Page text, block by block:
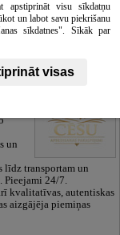
SIA
un
līdz transportam un
Pieejami 24/7.
kvalitatīvas, autentiskas
aizgājēja piemiņas
apstiprināt visu sīkdatņu
un labot savu piekrišanu
sīkdatnes". Sīkāk par
visas